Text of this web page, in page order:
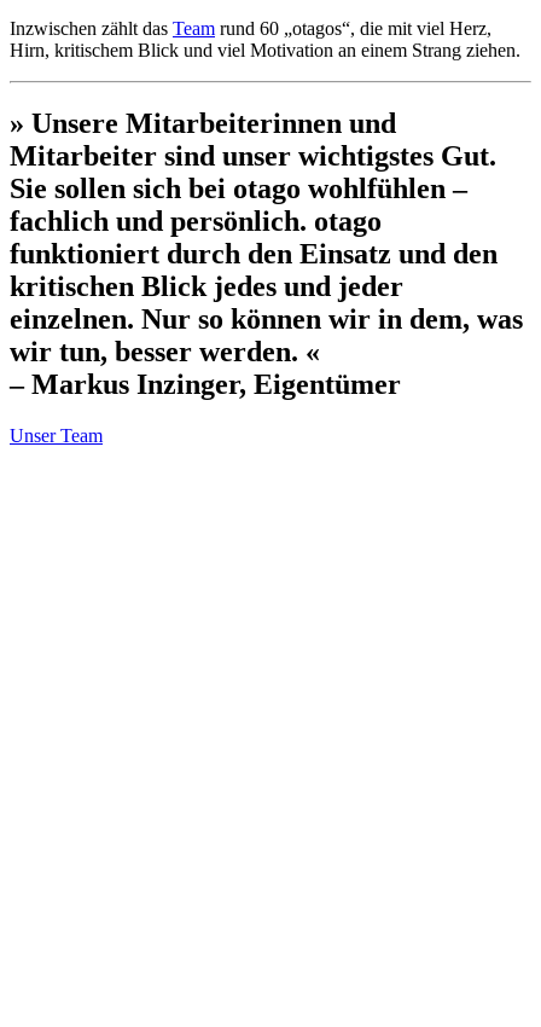
Inzwischen zählt das Team rund 60 „otagos“, die mit viel Herz,
Hirn, kritischem Blick und viel Motivation an einem Strang ziehen.
» Unsere Mitarbeiterinnen und
Mitarbeiter sind unser wichtigstes Gut.
Sie sollen sich bei otago wohlfühlen –
fachlich und persönlich. otago
funktioniert durch den Einsatz und den
kritischen Blick jedes und jeder
einzelnen. Nur so können wir in dem, was
wir tun, besser werden. «
– Markus Inzinger, Eigentümer
Unser Team